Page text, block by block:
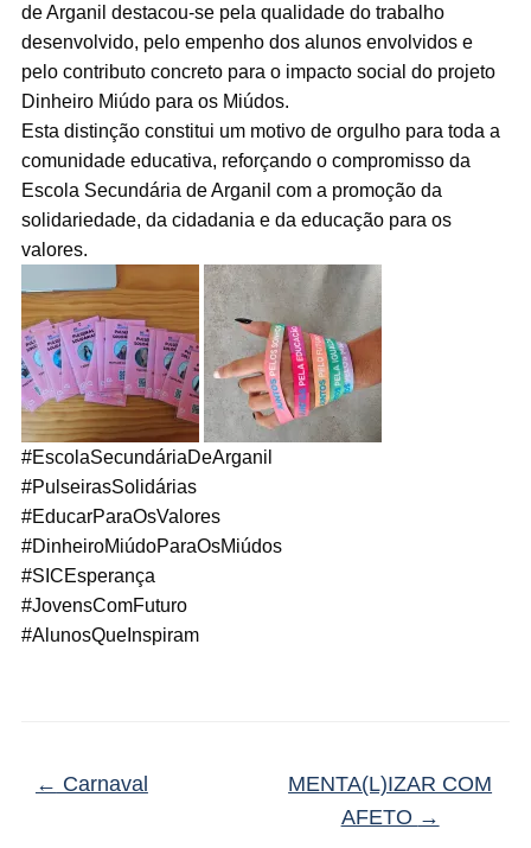
de Arganil destacou-se pela qualidade do trabalho
desenvolvido, pelo empenho dos alunos envolvidos e
pelo contributo concreto para o impacto social do projeto
Dinheiro Miúdo para os Miúdos.
Esta distinção constitui um motivo de orgulho para toda a
comunidade educativa, reforçando o compromisso da
Escola Secundária de Arganil com a promoção da
solidariedade, da cidadania e da educação para os
valores.
#EscolaSecundáriaDeArganil
#PulseirasSolidárias
#EducarParaOsValores
#DinheiroMiúdoParaOsMiúdos
#SICEsperança
#JovensComFuturo
#AlunosQueInspiram
← Carnaval
MENTA(L)IZAR COM
AFETO →